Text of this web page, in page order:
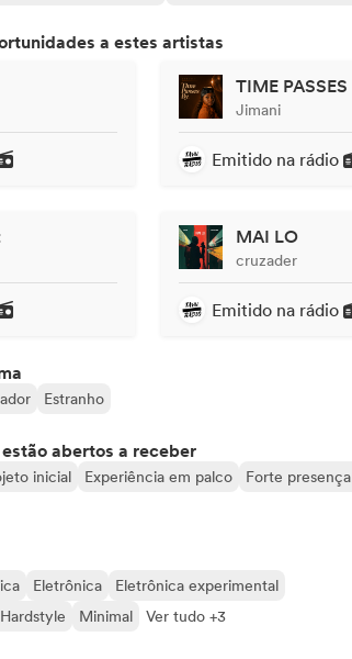
a estes artistas
TIME PASSES
Jimani
Emitido na rádio
MAI LO
cruzader
Emitido na rádio
Estranho
abertos a receber
inicial Experiência em palco
Forte
Eletrônica
Eletrônica experimental
Minimal Ver tudo +3